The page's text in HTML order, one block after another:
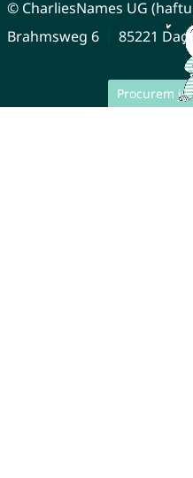
Procurem
© CharliesNames UG
Brahmsweg 6
85221